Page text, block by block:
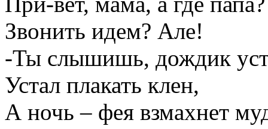
Звонить идем? Але!
-Ты слышишь, дождик
Устал плакать клен,
А ночь – фея взмахнет